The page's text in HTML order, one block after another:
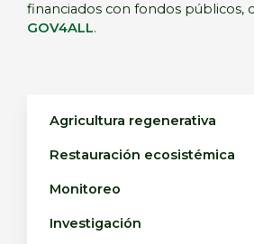
financiados con fondos públicos,
GOV4ALL.
Agricultura regenerativa
Restauración ecosistémica
Monitoreo
Investigación